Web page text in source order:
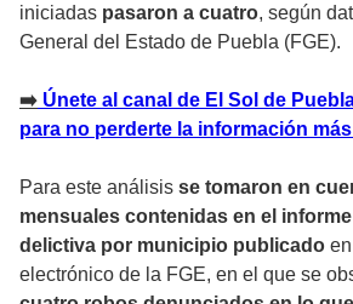
iniciadas pasaron a cuatro, según
General del Estado de Puebla (FGE).
➡️ Únete al canal de El Sol de
para no perderte la información
Para este análisis se tomaron en
mensuales contenidas en el
delictiva por municipio publicado
electrónico de la FGE, en el que se